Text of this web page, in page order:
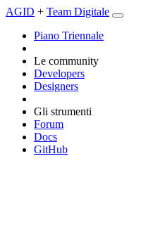
AGID + Team Digitale
Piano Triennale
Le community
Developers
Designers
Gli strumenti
Forum
Docs
GitHub